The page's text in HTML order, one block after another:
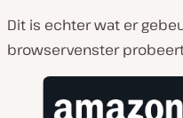
Dit is echter wat er
browservenster